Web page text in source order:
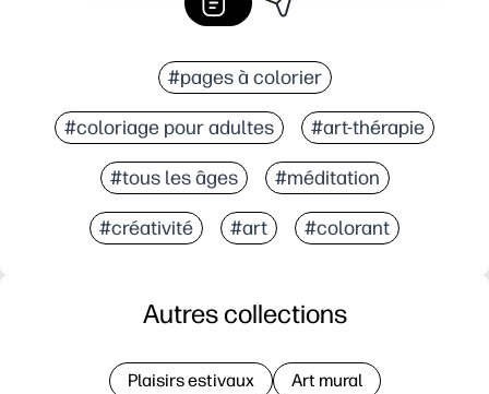
#pages à colorier
#coloriage pour adultes #art-thérapie
#tous les âges #méditation
#créativité #art #colorant
Autres collections
Plaisirs estivaux Art mural